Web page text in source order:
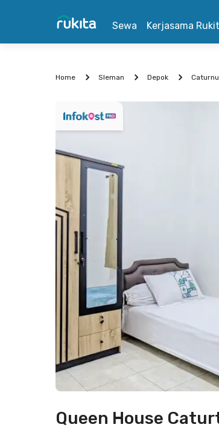
Sewa Kerjasama
Home Sleman Depok
Queen House